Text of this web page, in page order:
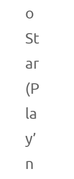
o
St
ar
(P
la
y’
n